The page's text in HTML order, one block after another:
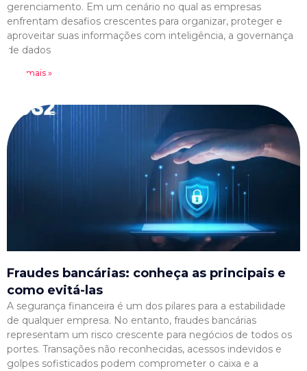
gerenciamento. Em um cenário no qual as empresas
enfrentam desafios crescentes para organizar, proteger e
aproveitar suas informações com inteligência, a governança
de dados
Leia mais »
Fraudes bancárias: conheça as principais e
como evitá-las
A segurança financeira é um dos pilares para a estabilidade
de qualquer empresa. No entanto, fraudes bancárias
representam um risco crescente para negócios de todos os
portes. Transações não reconhecidas, acessos indevidos e
golpes sofisticados podem comprometer o caixa e a